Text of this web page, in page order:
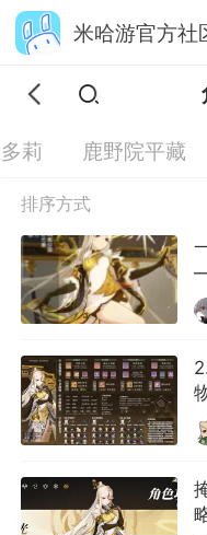
米哈游官方社
多莉 鹿野院平藏
排序方式